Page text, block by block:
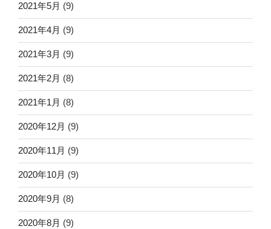
2021年5月 (9)
2021年4月 (9)
2021年3月 (9)
2021年2月 (8)
2021年1月 (8)
2020年12月 (9)
2020年11月 (9)
2020年10月 (9)
2020年9月 (8)
2020年8月 (9)